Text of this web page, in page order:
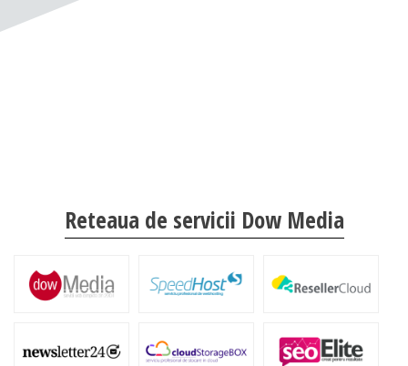
Reteaua de servicii Dow Media